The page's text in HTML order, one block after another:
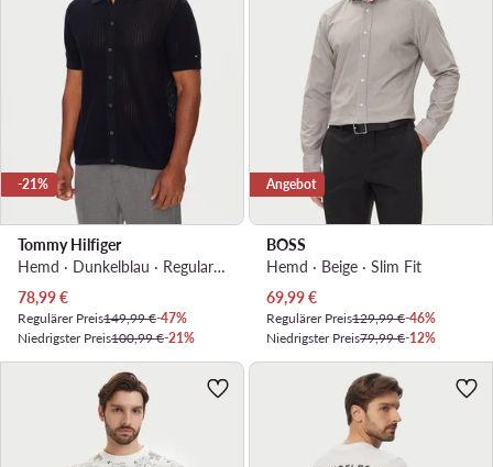
-21%
Tommy Hilfiger
Hemd · Dunkelblau · Regular Fit
Aktueller Preis
78,99€
Regulärer Preis149,99 €-47%
Niedrigster Preis100,99 €-21%
Angebot
BOSS
Hemd · Beige · Slim Fit
Aktueller Preis
69,99€
Regulärer Preis129,99 €-46%
Niedrigster Preis79,99 €-12%